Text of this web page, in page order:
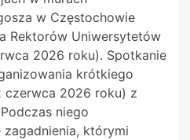
w Częstochowie
Rektorów Uniwersytetów
2026 roku). Spotkanie
krótkiego
czerwca 2026 roku) z
niego
którymi